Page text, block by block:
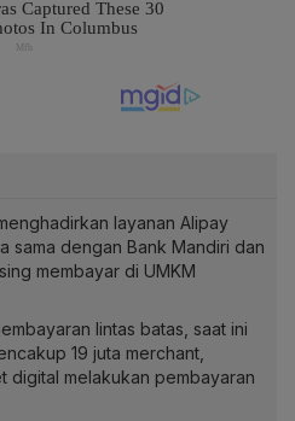
layanan Alipay
sama dengan Bank Mandiri dan
membayar di UMKM
lintas batas, saat ini
19 juta merchant,
digital melakukan pembayaran